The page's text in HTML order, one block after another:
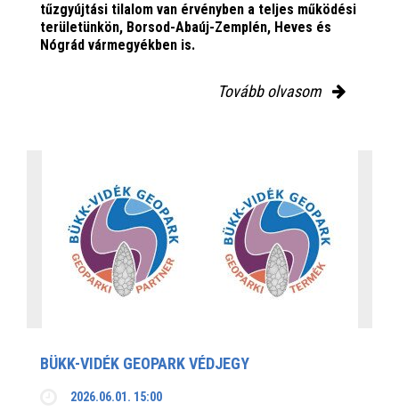
tűzgyújtási tilalom van érvényben a teljes működési
területünkön, Borsod-Abaúj-Zemplén, Heves és
Nógrád vármegyékben is.
Tovább olvasom
BÜKK-VIDÉK GEOPARK VÉDJEGY
2026.06.01. 15:00